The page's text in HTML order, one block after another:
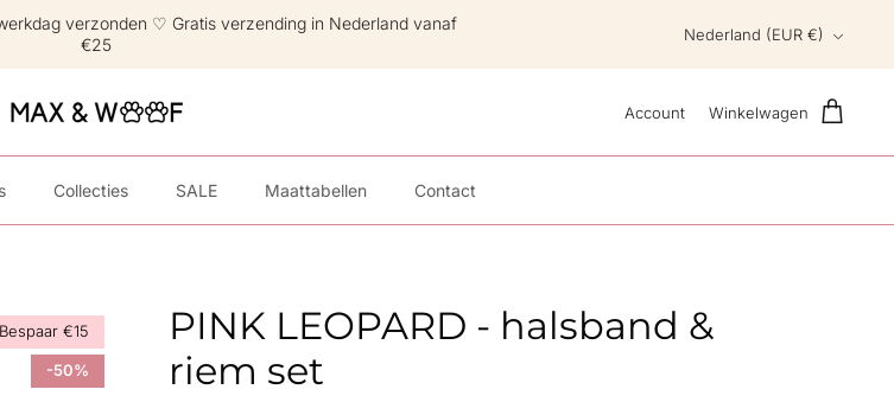
verzonden ♡ Gratis verzending in Nederland vanaf
€25
Nederland (EUR €)
Account Winkelwagen
Collecties SALE Maattabellen Contact
Bespaar €15
-50%
PINK LEOPARD - halsband &
riem set